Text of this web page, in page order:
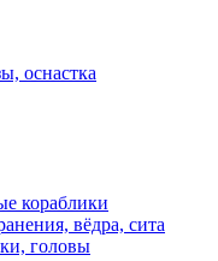
оснастка
кораблики
вёдра, сита
головы